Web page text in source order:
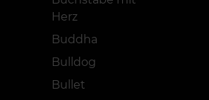
Herz
Buddha
Bulldog
Bullet